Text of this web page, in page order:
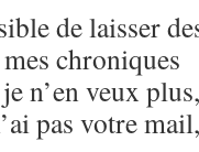
de laisser
chroniques
n’en veux
pas votre